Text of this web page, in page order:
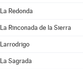
La Redonda
La Rinconada de la Sierra
Larrodrigo
La Sagrada